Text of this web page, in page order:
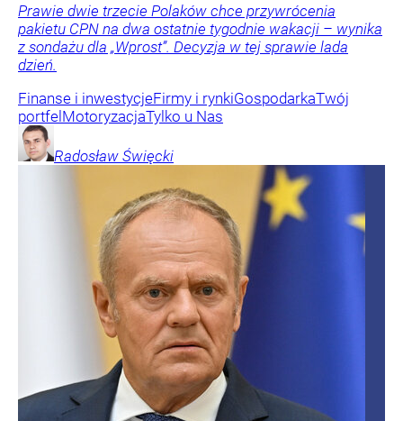
Prawie dwie trzecie Polaków chce przywrócenia
pakietu CPN na dwa ostatnie tygodnie wakacji – wynika
z sondażu dla „Wprost”. Decyzja w tej sprawie lada
dzień.
Finanse i inwestycjeFirmy i rynkiGospodarkaTwój
portfelMotoryzacjaTylko u Nas
Radosław Święcki